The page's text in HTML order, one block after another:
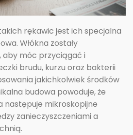
rękawic jest ich specjalna
Włókna zostały
móc przyciągać i
brudu, kurzu oraz bakterii
jakichkolwiek środków
budowa powoduje, że
następuje mikroskopijne
zanieczyszczeniami a